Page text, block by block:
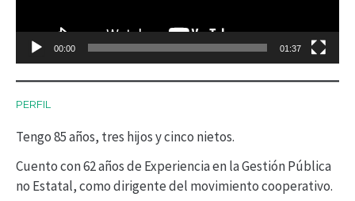
d
c
t
o
r
d
00:00 01:37
PERFIL
Tengo 85 años, tres hijos y cinco nietos.
Cuento con 62 años de Experiencia en la Gestión Pública
no Estatal, como dirigente del movimiento cooperativo.